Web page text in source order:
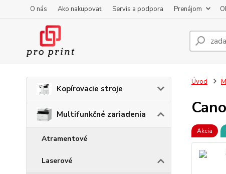
O nás Ako nakupovať Servis a podpora Prenájom
Kopírovacie stroje
Multifunkčné zariadenia
Atramentové
Laserové
Úvod
Akcia